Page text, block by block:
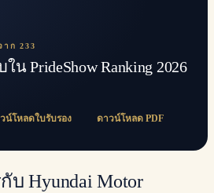
ก 233
PrideShow Ranking 2026
น์โหลดใบรับรอง ดาวน์โหลด PDF
Hyundai Motor